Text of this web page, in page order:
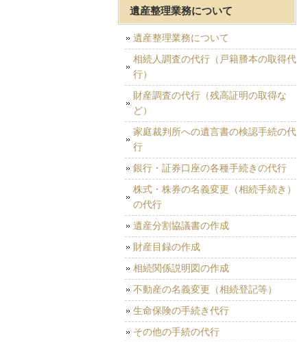
遺産整理業務について
遺産整理業務について
相続人調査の代行（戸籍謄本の取得代
行）
財産調査の代行（残高証明の取得な
ど）
家庭裁判所への遺言書の検認手続の代
行
銀行・証券口座の各種手続きの代行
株式・株券の名義変更（相続手続き）
の代行
遺産分割協議書の作成
財産目録の作成
相続関係説明図の作成
不動産の名義変更（相続登記等）
生命保険の手続き代行
その他の手続の代行